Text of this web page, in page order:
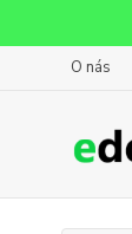
O nás